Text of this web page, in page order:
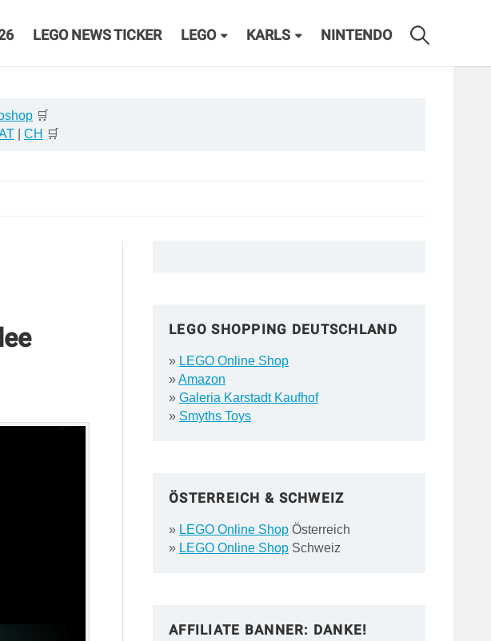
LEGO NEWS TICKER LEGO KARLS NINTENDO
🛒
CH 🛒
LEGO SHOPPING DEUTSCHLAND
» LEGO Online Shop
»Amazon
» Galeria Karstadt Kaufhof
» Smyths Toys
ÖSTERREICH & SCHWEIZ
» LEGO Online ShopÖsterreich
» LEGO Online ShopSchweiz
AFFILIATE BANNER: DANKE!